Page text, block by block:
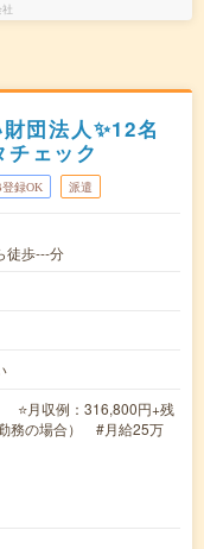
団法人✨12名
チェック
登録OK 派遣
徒歩---分
月収例：316,800円+残
務の場合） #月給25万